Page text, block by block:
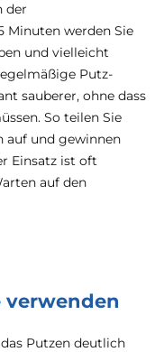
der
Minuten werden Sie
und vielleicht
Putz-
sauberer, ohne dass
So teilen Sie
auf und gewinnen
Einsatz ist oft
auf den
verwenden
Putzen deutlich